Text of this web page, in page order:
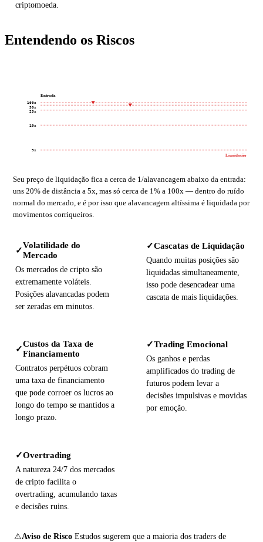
criptomoeda.
Entendendo os Riscos
Entrada
100x
50x
25x
10x
5x
Liquidação
Seu preço de liquidação fica a cerca de 1/alavancagem abaixo da entrada:
uns 20% de distância a 5x, mas só cerca de 1% a 100x — dentro do ruído
normal do mercado, e é por isso que alavancagem altíssima é liquidada por
movimentos corriqueiros.
✓
Volatilidade do
Mercado
Os mercados de cripto são
extremamente voláteis.
Posições alavancadas podem
ser zeradas em minutos.
✓Cascatas de Liquidação
Quando muitas posições são
liquidadas simultaneamente,
isso pode desencadear uma
cascata de mais liquidações.
✓
Custos da Taxa de
Financiamento
Contratos perpétuos cobram
uma taxa de financiamento
que pode corroer os lucros ao
longo do tempo se mantidos a
longo prazo.
✓Trading Emocional
Os ganhos e perdas
amplificados do trading de
futuros podem levar a
decisões impulsivas e movidas
por emoção.
✓Overtrading
A natureza 24/7 dos mercados
de cripto facilita o
overtrading, acumulando taxas
e decisões ruins.
⚠Aviso de Risco Estudos sugerem que a maioria dos traders de